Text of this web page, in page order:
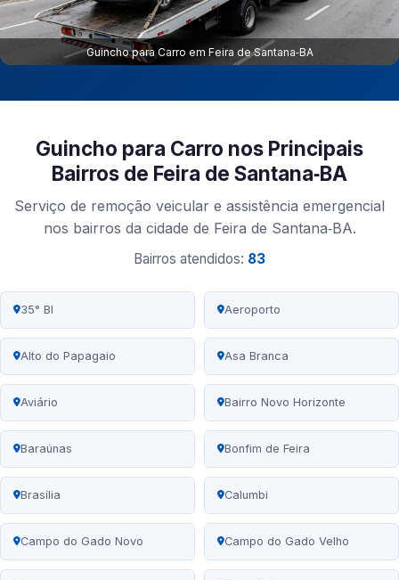
Guincho para Carro em Feira de Santana‑BA
Guincho para Carro nos Principais
Bairros de Feira de Santana‑BA
Serviço de remoção veicular e assistência emergencial
nos bairros da cidade de Feira de Santana‑BA.
Bairros atendidos: 83
35° BI Aeroporto
Alto do Papagaio Asa Branca
Aviário Bairro Novo Horizonte
Baraúnas Bonfim de Feira
Brasília Calumbi
Campo do Gado Novo Campo do Gado Velho